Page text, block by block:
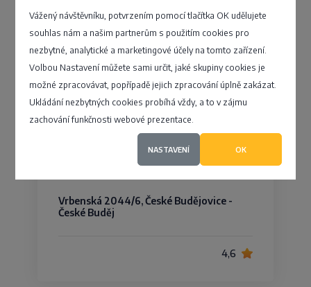
Vážený návštěvníku, potvrzením pomocí tlačítka OK udělujete
souhlas nám a našim partnerům s použitím cookies pro
nezbytné, analytické a marketingové účely na tomto zařízení.
Volbou Nastavení můžete sami určit, jaké skupiny cookies je
možné zpracovávat, popřípadě jejich zpracování úplně zakázat.
Ukládání nezbytných cookies probíhá vždy, a to v zájmu
zachování funkčnosti webové prezentace.
NASTAVENÍ OK
4,5
Vrbenská 2044/6, České Budějovice -
České Buděj
4,6